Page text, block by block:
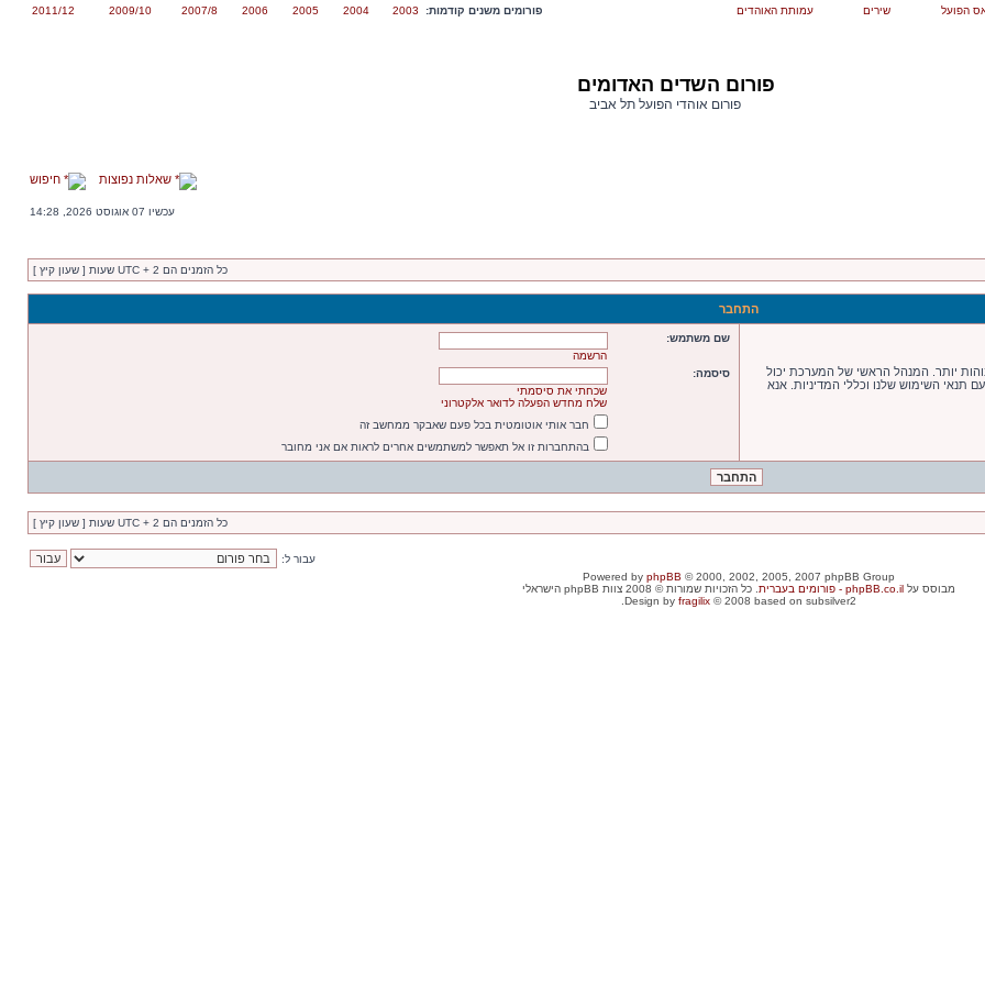
הפועל שירים עמותת האוהדים פורומים משנים קודמות: 2003
2004
2005
2006
2007/8
2009/10
2011/12
פורום השדים האדומים
פורום אוהדי הפועל תל אביב
שאלות נפוצות חיפוש
עכשיו 07 אוגוסט 2026, 14:28
כל הזמנים הם UTC + 2 שעות [ שעון קיץ ]
התחבר
יותר. המנהל הראשי של המערכת יכול
השימוש שלנו וכללי המדיניות. אנא
שם משתמש:
הרשמה
סיסמה:
שכחתי את סיסמתי
שלח מחדש הפעלה לדואר אלקטרוני
חבר אותי אוטומטית בכל פעם שאבקר ממחשב זה
בהתחברות זו אל תאפשר למשתמשים אחרים לראות אם אני מחובר
כל הזמנים הם UTC + 2 שעות [ שעון קיץ ]
עבור ל:
Powered by phpBB © 2000, 2002, 2005, 2007 phpBB Group
מבוסס על phpBB.co.il - פורומים בעברית
. כל הזכויות שמורות © 2008 צוות phpBB הישראלי
Design by fragilix © 2008 based on subsilver2.